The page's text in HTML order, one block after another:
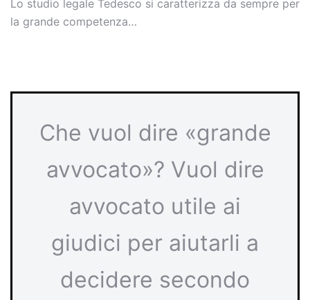
Lo studio legale Tedesco si caratterizza da sempre per
la grande competenza…
Che vuol dire «grande
avvocato»? Vuol dire
avvocato utile ai
giudici per aiutarli a
decidere secondo